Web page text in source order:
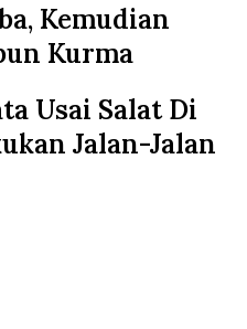
Kemudian
Kurma
Usai Salat Di
Jalan-Jalan